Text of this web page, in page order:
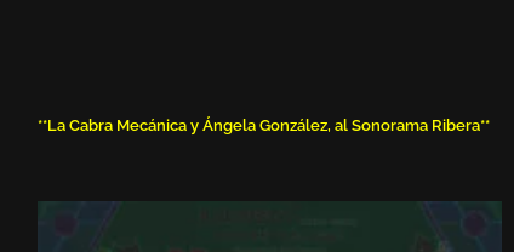
**La Cabra Mecánica y Ángela González, al Sonorama Ribera**